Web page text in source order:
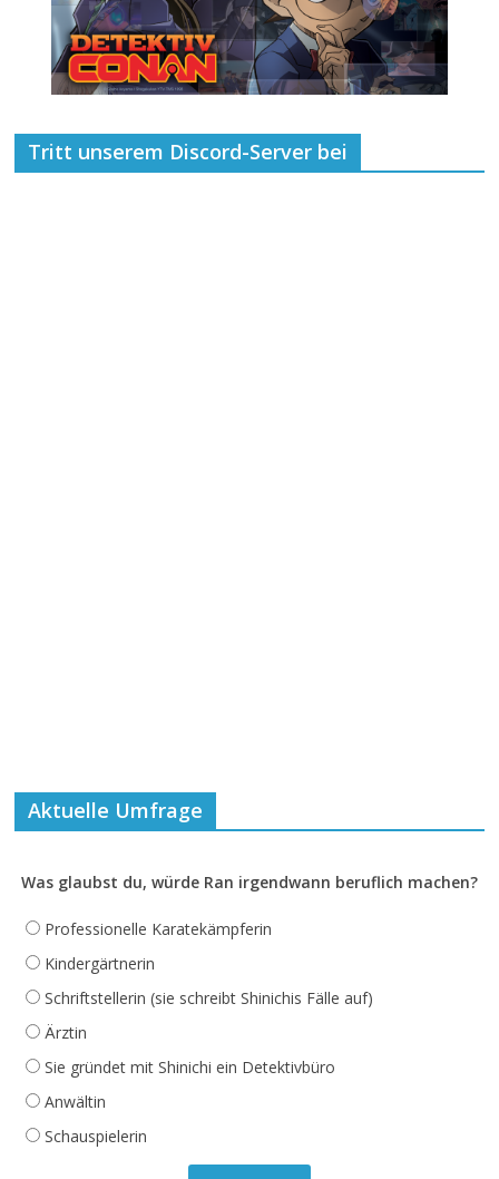
Tritt unserem Discord-Server bei
Aktuelle Umfrage
Was glaubst du, würde Ran irgendwann beruflich machen?
Professionelle Karatekämpferin
Kindergärtnerin
Schriftstellerin (sie schreibt Shinichis Fälle auf)
Ärztin
Sie gründet mit Shinichi ein Detektivbüro
Anwältin
Schauspielerin